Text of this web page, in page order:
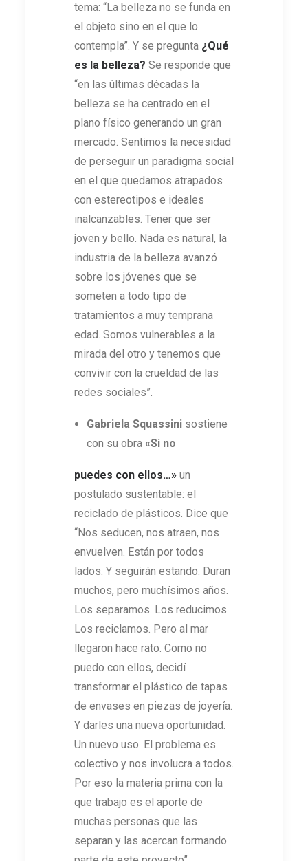
tema: “La belleza no se funda en
el objeto sino en el que lo
contempla”. Y se pregunta ¿Qué
es la belleza? Se responde que
“en las últimas décadas la
belleza se ha centrado en el
plano físico generando un gran
mercado. Sentimos la necesidad
de perseguir un paradigma social
en el que quedamos atrapados
con estereotipos e ideales
inalcanzables. Tener que ser
joven y bello. Nada es natural, la
industria de la belleza avanzó
sobre los jóvenes que se
someten a todo tipo de
tratamientos a muy temprana
edad. Somos vulnerables a la
mirada del otro y tenemos que
convivir con la crueldad de las
redes sociales”.
Gabriela Squassini sostiene
con su obra «Si no
puedes con ellos…» un
postulado sustentable: el
reciclado de plásticos. Dice que
“Nos seducen, nos atraen, nos
envuelven. Están por todos
lados. Y seguirán estando. Duran
muchos, pero muchísimos años.
Los separamos. Los reducimos.
Los reciclamos. Pero al mar
llegaron hace rato. Como no
puedo con ellos, decidí
transformar el plástico de tapas
de envases en piezas de joyería.
Y darles una nueva oportunidad.
Un nuevo uso. El problema es
colectivo y nos involucra a todos.
Por eso la materia prima con la
que trabajo es el aporte de
muchas personas que las
separan y las acercan formando